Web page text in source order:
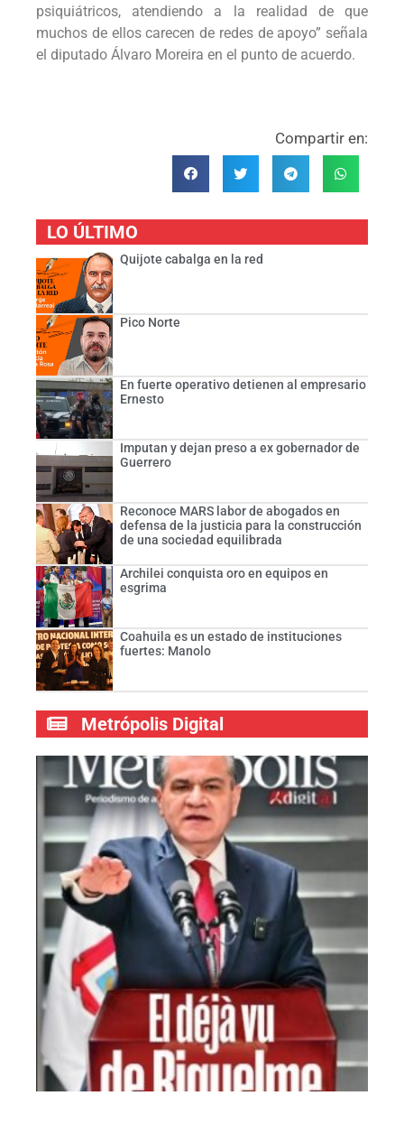
psiquiátricos, atendiendo a la realidad de que
muchos de ellos carecen de redes de apoyo” señala
el diputado Álvaro Moreira en el punto de acuerdo.
Compartir en:
LO ÚLTIMO
Quijote cabalga en la red
Pico Norte
En fuerte operativo detienen al empresario
Ernesto
Imputan y dejan preso a ex gobernador de
Guerrero
Reconoce MARS labor de abogados en
defensa de la justicia para la construcción
de una sociedad equilibrada
Archilei conquista oro en equipos en
esgrima
Coahuila es un estado de instituciones
fuertes: Manolo
Metrópolis Digital